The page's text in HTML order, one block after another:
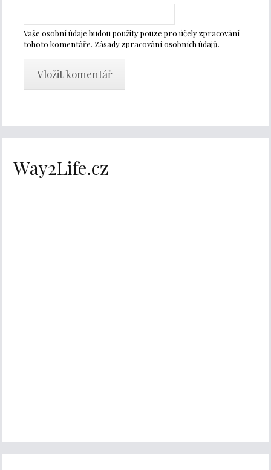
Vaše osobní údaje budou použity pouze pro účely zpracování
tohoto komentáře. Zásady zpracování osobních údajů.
Way2Life.cz